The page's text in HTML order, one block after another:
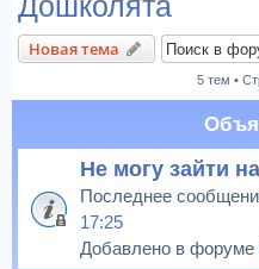
Новая тема
5 тем •
Не могу зайти
Последнее
17:25
Добавлено в форуме